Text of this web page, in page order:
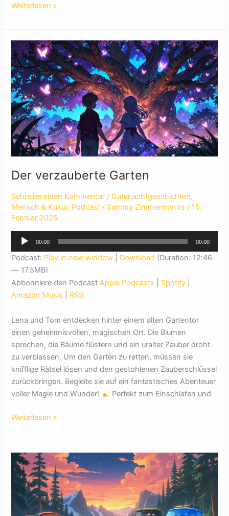
Der
kleine
Stern
Weiterlesen »
Der verzauberte Garten
Schreibe einen Kommentar / Gutenachtgeschichten,
Mensch & Kultur, Podcast / Sammy Zimmermanns/ 15.
Februar 2025
Audio-
00:00 00:00
Podcast: Play in new window Download (Duration: 12:46
— 17.5MB)
Abbonniere den PodcastApple Podcasts Spotify
Amazon Music
RSS
Lena und Tom entdecken hinter einem alten Gartentor
einen geheimnisvollen, magischen Ort. Die Blumen
sprechen, die Bäume flüstern und ein uralter Zauber droht
zu verblassen. Um den Garten zu retten, müssen sie
knifflige Rätsel lösen und den gestohlenen Zauberschlüssel
zurückbringen. Begleite sie auf ein fantastisches Abenteuer
voller Magie und Wunder!
Perfekt zum Einschlafen und
Der
Garten
Weiterlesen »